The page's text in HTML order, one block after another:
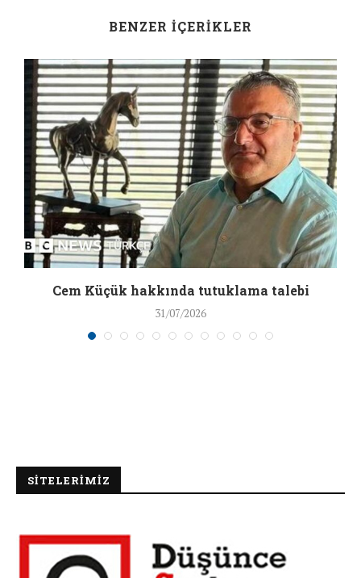
BENZER İÇERIKLER
Cem Küçük hakkında tutuklama talebi
31/07/2026
SİTELERİMİZ